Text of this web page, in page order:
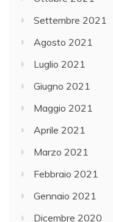
Settembre 2021
Agosto 2021
Luglio 2021
Giugno 2021
Maggio 2021
Aprile 2021
Marzo 2021
Febbraio 2021
Gennaio 2021
Dicembre 2020